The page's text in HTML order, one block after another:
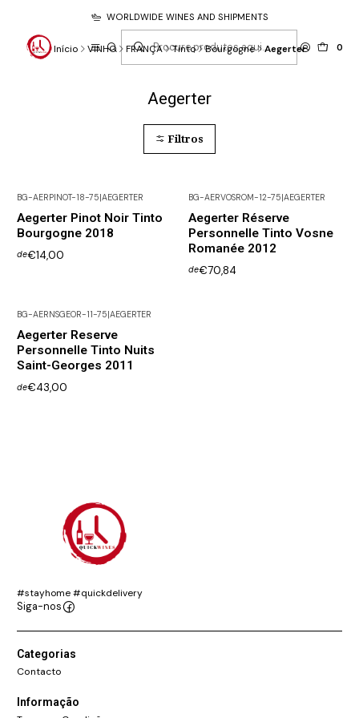
0
WORLDWIDE WINES AND SHIPMENTS
Início VINHO FRANÇA Tinto Bourgogne Aegerter
Aegerter
Filtros
BG-AERPINOT-18-75|AEGERTER
Aegerter Pinot Noir Tinto
Bourgogne 2018
de€14,00
BG-AERVOSROM-12-75|AEGERTER
Aegerter Réserve
Personnelle Tinto Vosne
Romanée 2012
de€70,84
BG-AERNSGEOR-11-75 AEGERTER
Aegerter Reserve
Personnelle Tinto Nuits
Saint-Georges 2011
de€43,00
#stayhome #quickdelivery
Siga-nos
Categorias
Contacto
Informação